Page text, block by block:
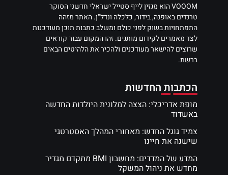
VOOOM הוא מגזין לייף סטייל ישראלי חדשני הסוקר
טרנדים באופנה, בידור, כלכלה ונדל"ן. האתר מזהה
התפתחויות בשוק לפני כולם ומשלב כתבות תוכן מעודכנות
לצד מאמרים לקידום מותגים. זהו המקום עבור קוראים
שרוצים להישאר מעודכנים ולהכיר את הלהיטים הבאים
ברשת.
הכתבות החדשות
מופת אדריכלי: הצצה למלונית היולדות החדשה
באשדוד
צמיד גוגל החדש: מאחורי המהלך האסטרטגי
שישנה את חיינו
המדע של המדדים: מחשבון BMI מתקדם מגדיר
מחדש את ניהול המשקל